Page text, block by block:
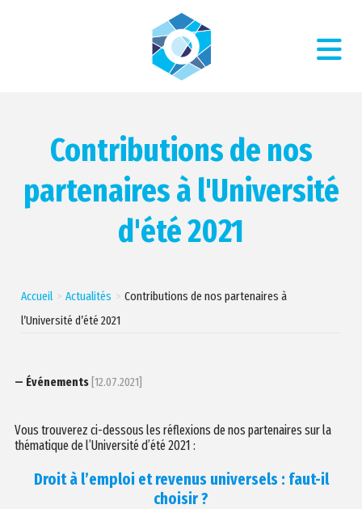
Contributions de nos
partenaires à l'Université
d'été 2021
Accueil Actualités
Contributions de nos partenaires à
l’Université d’été 2021
— Événements[12.07.2021]
Vous trouverez ci-dessous les réflexions de nos partenaires sur la
thématique de l’Université d’été 2021 :
Droit à l’emploi et revenus universels : faut-il
choisir ?